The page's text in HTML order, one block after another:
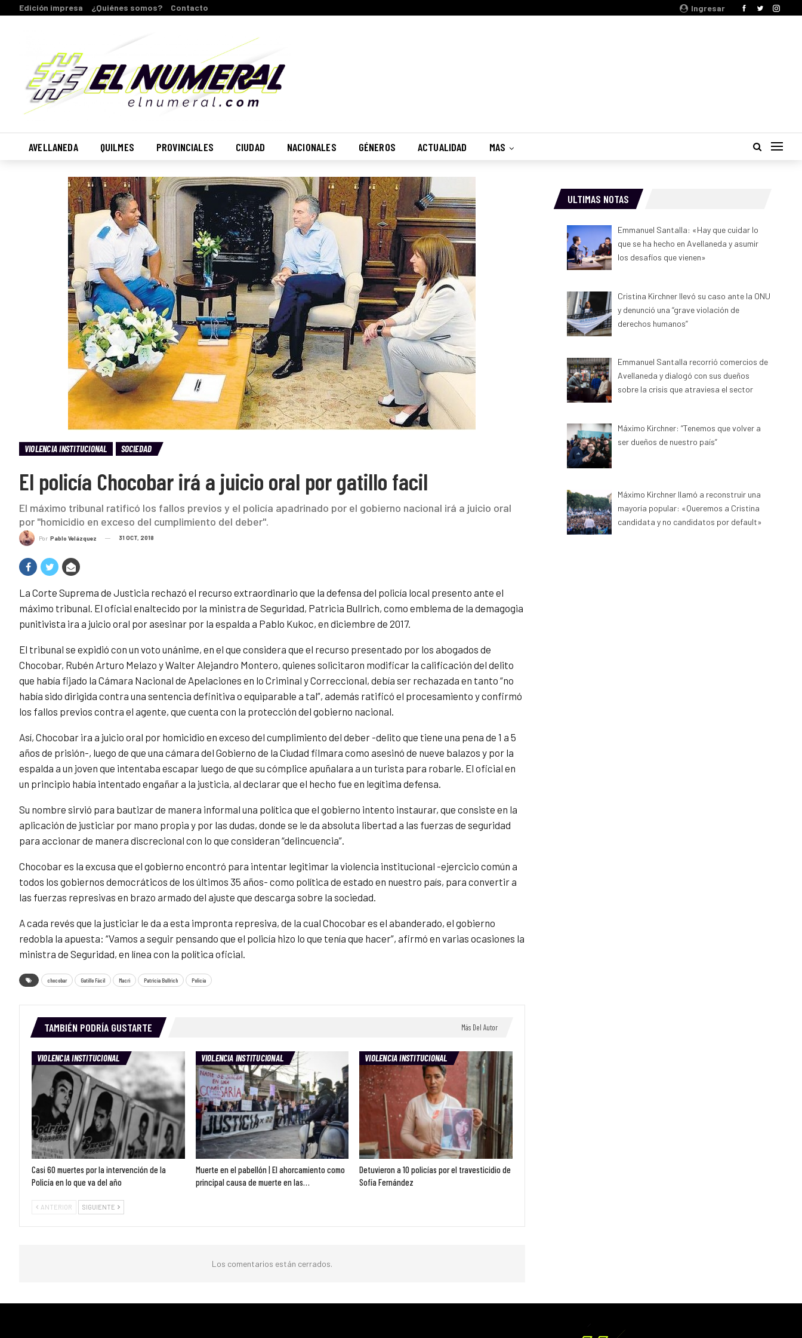
Ingresar
Edición impresa ¿Quiénes somos? Contacto
AVELLANEDA QUILMES PROVINCIALES CIUDAD NACIONALES GÉNEROS ACTUALIDAD MAS
VIOLENCIA INSTITUCIONAL SOCIEDAD
El policía Chocobar irá a juicio oral por gatillo facil
El máximo tribunal ratificó los fallos previos y el policía apadrinado por el gobierno nacional irá a juicio oral
por "homicidio en exceso del cumplimiento del deber".
Por Pablo Velázquez 31 OCT, 2018
La Corte Suprema de Justicia rechazó el recurso extraordinario que la defensa del policía local presento ante el
máximo tribunal. El oficial enaltecido por la ministra de Seguridad, Patricia Bullrich, como emblema de la demagogia
punitivista ira a juicio oral por asesinar por la espalda a Pablo Kukoc, en diciembre de 2017.
El tribunal se expidió con un voto unánime, en el que considera que el recurso presentado por los abogados de
Chocobar, Rubén Arturo Melazo y Walter Alejandro Montero, quienes solicitaron modificar la calificación del delito
que había fijado la Cámara Nacional de Apelaciones en lo Criminal y Correccional, debía ser rechazada en tanto “no
había sido dirigida contra una sentencia definitiva o equiparable a tal”, además ratificó el procesamiento y confirmó
los fallos previos contra el agente, que cuenta con la protección del gobierno nacional.
Así, Chocobar ira a juicio oral por homicidio en exceso del cumplimiento del deber -delito que tiene una pena de 1 a 5
años de prisión-, luego de que una cámara del Gobierno de la Ciudad filmara como asesinó de nueve balazos y por la
espalda a un joven que intentaba escapar luego de que su cómplice apuñalara a un turista para robarle. El oficial en
un principio había intentado engañar a la justicia, al declarar que el hecho fue en legítima defensa.
Su nombre sirvió para bautizar de manera informal una política que el gobierno intento instaurar, que consiste en la
aplicación de justiciar por mano propia y por las dudas, donde se le da absoluta libertad a las fuerzas de seguridad
para accionar de manera discrecional con lo que consideran “delincuencia”.
Chocobar es la excusa que el gobierno encontró para intentar legitimar la violencia institucional -ejercicio común a
todos los gobiernos democráticos de los últimos 35 años- como política de estado en nuestro país, para convertir a
las fuerzas represivas en brazo armado del ajuste que descarga sobre la sociedad.
A cada revés que la justiciar le da a esta impronta represiva, de la cual Chocobar es el abanderado, el gobierno
redobla la apuesta: “Vamos a seguir pensando que el policía hizo lo que tenía que hacer”, afirmó en varias ocasiones la
ministra de Seguridad, en línea con la política oficial.
chocobar Gatillo Fácil Macri Patricia Bullrich Policía
TAMBIÉN PODRÍA GUSTARTE Más Del Autor
VIOLENCIA INSTITUCIONAL
Casi 60 muertes por la intervención de la
Policía en lo que va del año
VIOLENCIA INSTITUCIONAL
Muerte en el pabellón | El ahorcamiento como
principal causa de muerte en las…
VIOLENCIA INSTITUCIONAL
Detuvieron a 10 policías por el travesticidio de
Sofía Fernández
ANTERIOR SIGUIENTE
Los comentarios están cerrados.
ULTIMAS NOTAS
Emmanuel Santalla: «Hay que cuidar lo
que se ha hecho en Avellaneda y asumir
los desafíos que vienen»
Cristina Kirchner llevó su caso ante la ONU
y denunció una “grave violación de
derechos humanos”
Emmanuel Santalla recorrió comercios de
Avellaneda y dialogó con sus dueños
sobre la crisis que atraviesa el sector
Máximo Kirchner: “Tenemos que volver a
ser dueños de nuestro país”
Máximo Kirchner llamó a reconstruir una
mayoría popular: «Queremos a Cristina
candidata y no candidatos por default»